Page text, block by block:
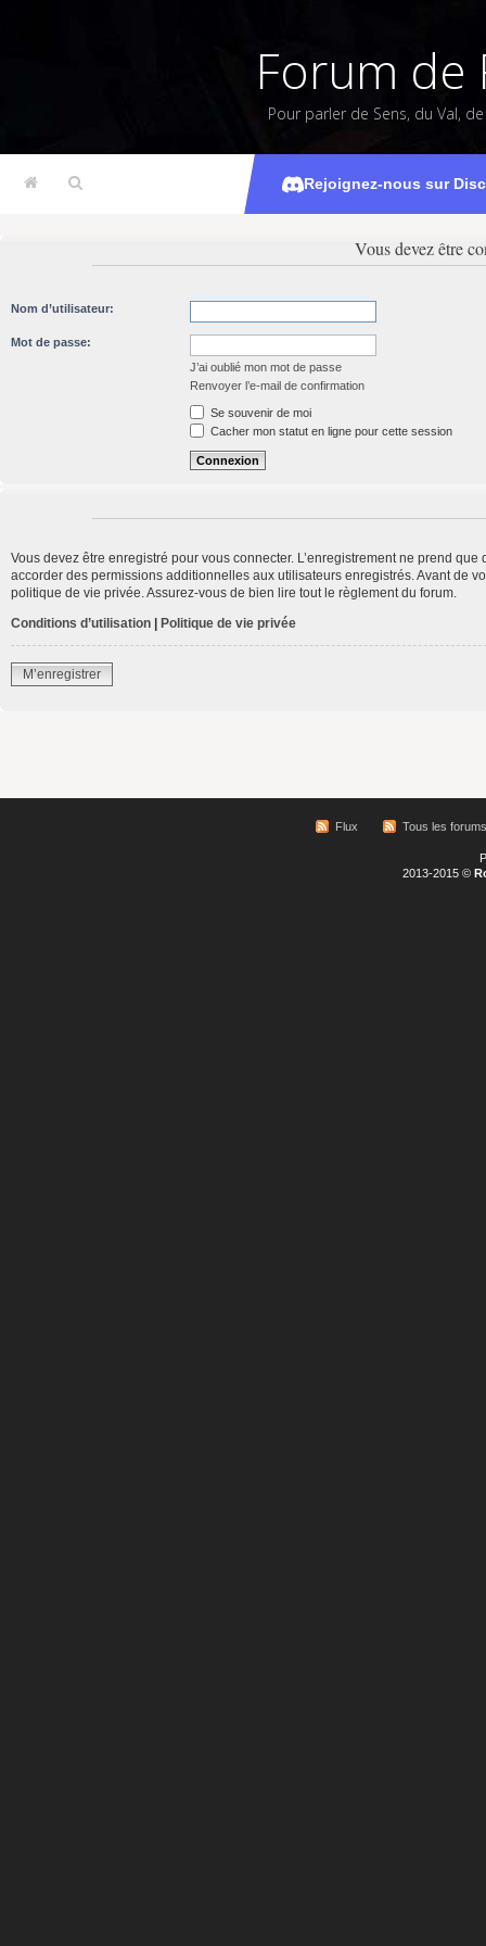
Forum de
Pour parler de Sens, du Val,
Rejoignez-nous sur
Vous devez être
Nom d’utilisateur:
Mot de passe:
J’ai oublié mon mot de passe
Renvoyer l’e-mail de confirmation
Se souvenir de moi
Cacher mon statut en ligne pour cette session
Vous devez être enregistré pour vous connecter. L’enregistrement ne prend
accorder des permissions additionnelles aux utilisateurs enregistrés. Avant de
politique de vie privée. Assurez-vous de bien lire tout le règlement du forum.
Conditions d’utilisation
Politique de vie privée
M’enregistrer
Flux Tous les forums
2013-2015 ©